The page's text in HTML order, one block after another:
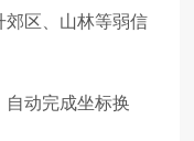
郊区、山林等弱信
自动完成坐标换